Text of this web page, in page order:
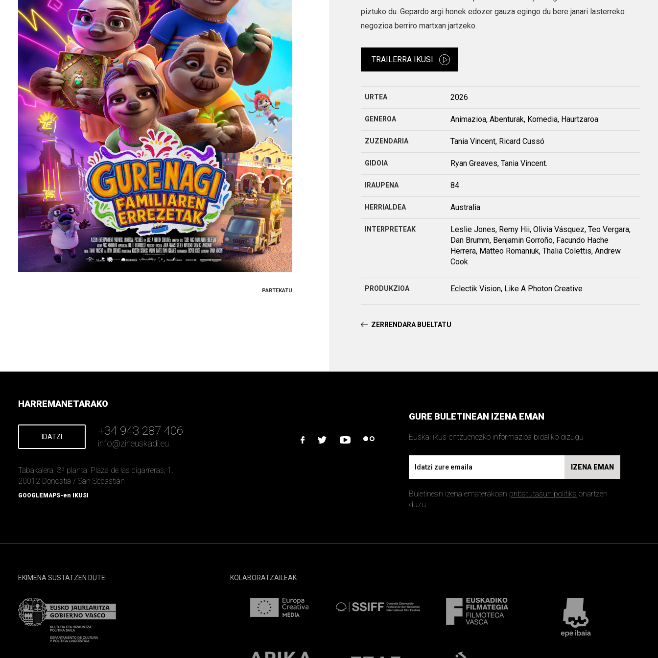
PARTEKATU
piztuko du. Gepardo argi honek edozer gauza egingo du bere janari lasterreko
negozioa berriro martxan jartzeko.
TRAILERRA IKUSI
URTEA 2026
GENEROA Animazioa, Abenturak, Komedia, Haurtzaroa
ZUZENDARIA Tania Vincent, Ricard Cussó
GIDOIA Ryan Greaves, Tania Vincent.
IRAUPENA 84
HERRIALDEA Australia
INTERPRETEAK
Leslie Jones, Remy Hii, Olivia Vásquez, Teo Vergara,
Dan Brumm, Benjamin Gorroño, Facundo Hache
Herrera, Matteo Romaniuk, Thalia Colettis, Andrew
Cook
PRODUKZIOA Eclectik Vision, Like A Photon Creative
ZERRENDARA BUELTATU
HARREMANETARAKO
IDATZI +34 943 287 406
info@zineuskadi.eu
Tabakalera, 3ª planta. Plaza de las cigarreras, 1.
20012 Donostia / San Sebastián
GOOGLEMAPS-en IKUSI
facebook
twitter youtubeflickr
GURE BULETINEAN IZENA EMAN
Euskal ikus-entzuenezko informazioa bidaliko dizugu
IZENA EMAN
Buletinean izena ematerakoan pribatutasun politika onartzen
duzu.
EKIMENA SUSTATZEN DUTE: KOLABORATZAILEAK